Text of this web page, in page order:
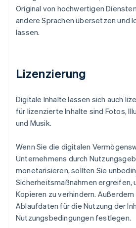
Original von hochwertigen
andere Sprachen übersetzen und
lassen.
Lizenzierung
Digitale Inhalte lassen sich auch
für lizenzierte Inhalte sind Fotos,
und Musik.
Wenn Sie die digitalen
Unternehmens durch
monetarisieren, sollten Sie
Sicherheitsmaßnahmen ergreifen,
Kopieren zu verhindern.
Ablaufdaten für die Nutzung der
Nutzungsbedingungen festlegen.